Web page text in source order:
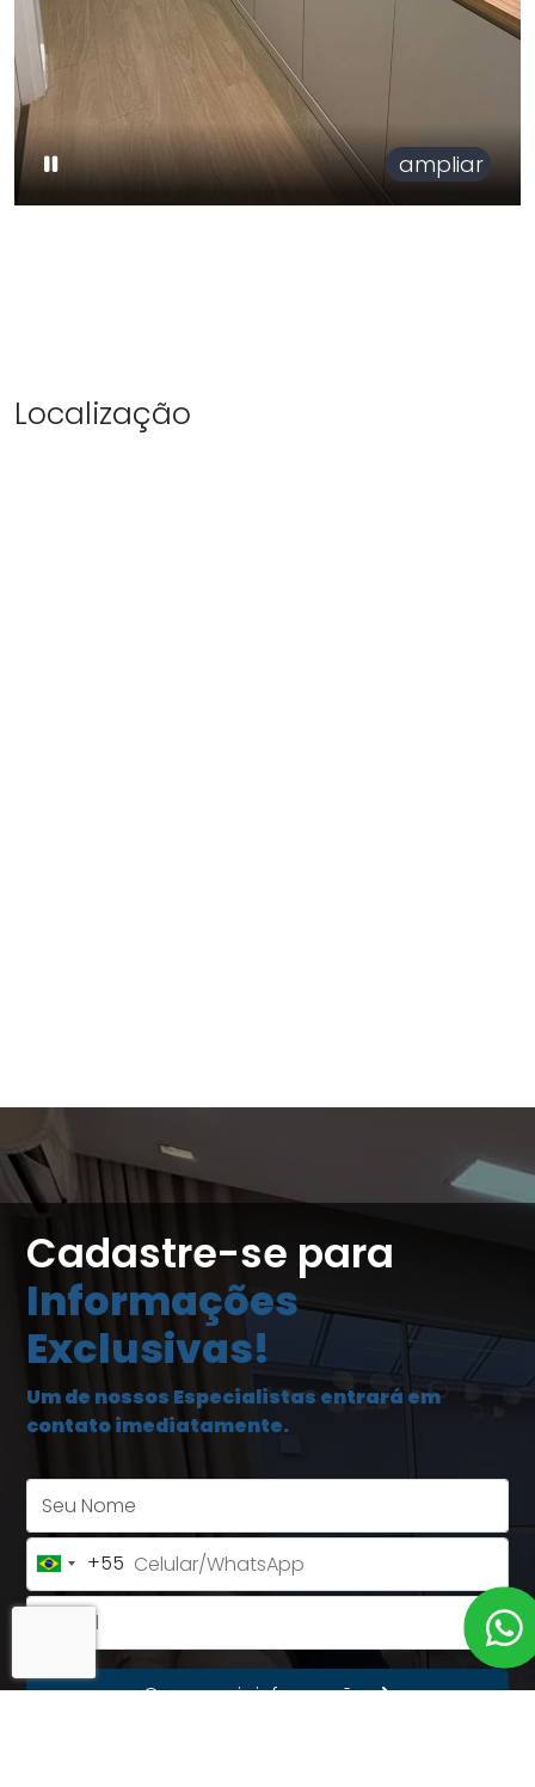
ampliar
Localização
Cadastre-se para
Informações
Exclusivas!
Um de nossos Especialistas entrará em
contato imediatamente.
Brazil
+55
+55
Quero mais informações